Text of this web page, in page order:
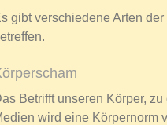
gibt verschiedene Arten
Betrifft unseren Körper,
wird eine Körpernorm